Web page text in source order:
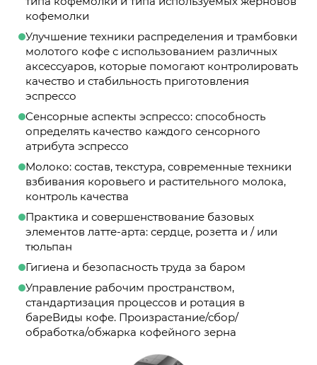
кофемолки
Улучшение техники распределения и трамбовки
молотого кофе с использованием различных
аксессуаров, которые помогают контролировать
качество и стабильность приготовления
эспрессо
Сенсорные аспекты эспрессо: способность
определять качество каждого сенсорного
атрибута эспрессо
Молоко: состав, текстура, современные техники
взбивания коровьего и растительного молока,
контроль качества
Практика и совершенствование базовых
элементов латте-арта: сердце, розетта и / или
тюльпан
Гигиена и безопасность труда за баром
Управление рабочим пространством,
стандартизация процессов и ротация в
бареВиды кофе. Произрастание/сбор/
обработка/обжарка кофейного зерна